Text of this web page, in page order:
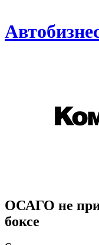
ОСАГО не
боксе